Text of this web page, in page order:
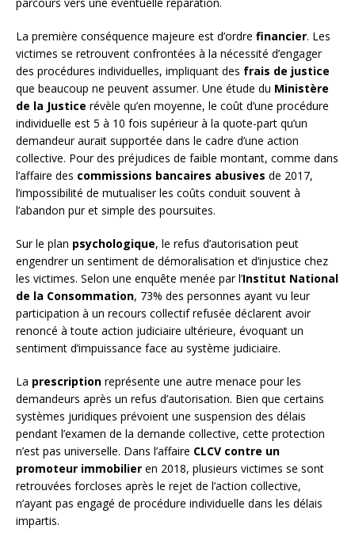
La première conséquence majeure est d’ordre financier. Les
victimes se retrouvent confrontées à la nécessité d’engager
des procédures individuelles, impliquant des frais de justice
que beaucoup ne peuvent assumer. Une étude du Ministère
de la Justice révèle qu’en moyenne, le coût d’une procédure
individuelle est 5 à 10 fois supérieur à la quote-part qu’un
demandeur aurait supportée dans le cadre d’une action
collective. Pour des préjudices de faible montant, comme dans
l’affaire des commissions bancaires abusives de 2017,
l’impossibilité de mutualiser les coûts conduit souvent à
l’abandon pur et simple des poursuites.
Sur le plan psychologique, le refus d’autorisation peut
engendrer un sentiment de démoralisation et d’injustice chez
les victimes. Selon une enquête menée par l’Institut National
de la Consommation, 73% des personnes ayant vu leur
participation à un recours collectif refusée déclarent avoir
renoncé à toute action judiciaire ultérieure, évoquant un
sentiment d’impuissance face au système judiciaire.
La prescription représente une autre menace pour les
demandeurs après un refus d’autorisation. Bien que certains
systèmes juridiques prévoient une suspension des délais
pendant l’examen de la demande collective, cette protection
n’est pas universelle. Dans l’affaire CLCV contre un
promoteur immobilier en 2018, plusieurs victimes se sont
retrouvées forcloses après le rejet de l’action collective,
n’ayant pas engagé de procédure individuelle dans les délais
impartis.